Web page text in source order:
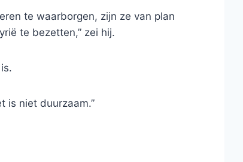
te waarborgen, zijn ze van plan
te bezetten,” zei hij.
is niet duurzaam.”